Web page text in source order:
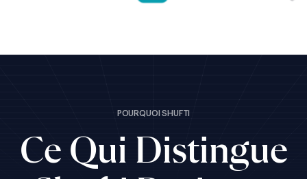
POURQUOI SHUFTI
Ce Qui Distingue